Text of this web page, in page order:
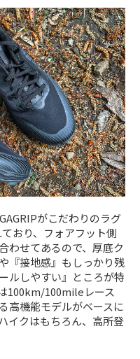
がこだわりのラグ
おり、フォアフット側
わせてあるので、厚底ク
『接地感』もしっかり残
ルしやすい』ところが特
100km/100mileレース
高機能モデルがベースに
イクはもちろん、高所登